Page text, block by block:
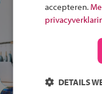
accepteren.
DETAILS